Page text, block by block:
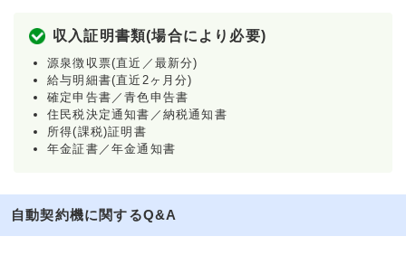
収入証明書類(場合により必要)
源泉徴収票(直近／最新分)
給与明細書(直近2ヶ月分)
確定申告書／青色申告書
住民税決定通知書／納税通知書
所得(課税)証明書
年金証書／年金通知書
自動契約機に関するQ&A